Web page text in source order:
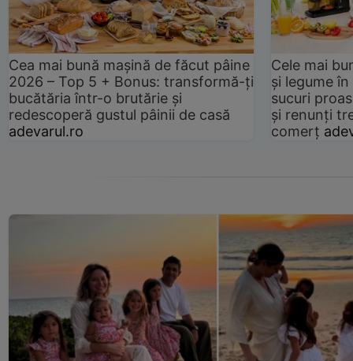
Cea mai bună mașină de făcut pâine
2026 – Top 5 + Bonus: transformă-ți
bucătăria într-o brutărie și
redescoperă gustul pâinii de casă
adevarul.ro
Cele mai
și legume
sucuri
și renunți
comerț